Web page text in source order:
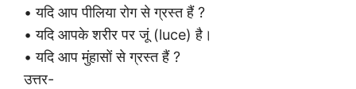
• यदि आप पीलिया रोग से ग्रस्त हैं ?
• यदि आपके शरीर पर जूं (luce) है।
• यदि आप मुंहासों से ग्रस्त हैं ?
उत्तर-